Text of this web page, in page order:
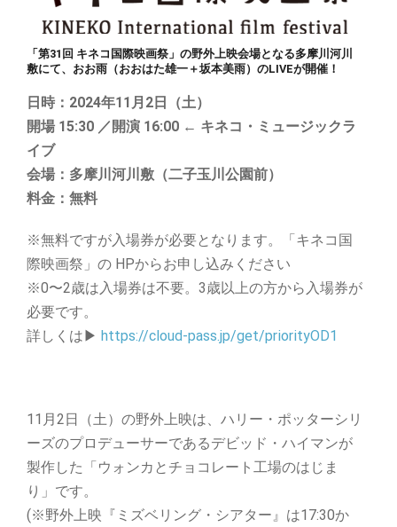
「第31回 キネコ国際映画祭」の野外上映会場となる多摩川河川
敷にて、おお雨（おおはた雄一＋坂本美雨）のLIVEが開催！
日時：2024年11月2日（土）
開場 15:30 ／開演 16:00 ← キネコ・ミュージックラ
イブ
会場：多摩川河川敷（二子玉川公園前）
料金：無料
※無料ですが入場券が必要となります。「キネコ国
際映画祭」の HPからお申し込みください
※0〜2歳は入場券は不要。3歳以上の方から入場券が
必要です。
詳しくは▶︎ https://cloud-pass.jp/get/priorityOD1
11月2日（土）の野外上映は、ハリー・ポッターシリ
ーズのプロデューサーであるデビッド・ハイマンが
製作した「ウォンカとチョコレート工場のはじま
り」です。
(※野外上映『ミズベリング・シアター』は17:30か